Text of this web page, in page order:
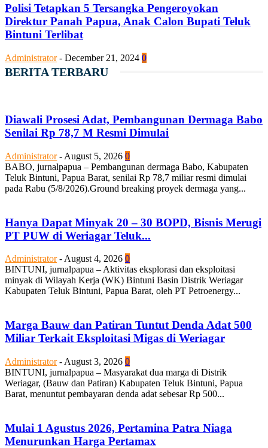
Polisi Tetapkan 5 Tersangka Pengeroyokan
Direktur Panah Papua, Anak Calon Bupati Teluk
Bintuni Terlibat
Administrator - December 21, 2024 0
BERITA TERBARU
Diawali Prosesi Adat, Pembangunan Dermaga Babo
Senilai Rp 78,7 M Resmi Dimulai
Administrator - August 5, 2026 0
BABO, jurnalpapua – Pembangunan dermaga Babo, Kabupaten
Teluk Bintuni, Papua Barat, senilai Rp 78,7 miliar resmi dimulai
pada Rabu (5/8/2026).Ground breaking proyek dermaga yang...
Hanya Dapat Minyak 20 – 30 BOPD, Bisnis Merugi
PT PUW di Weriagar Teluk...
Administrator -August 4, 2026 0
BINTUNI, jurnalpapua – Aktivitas eksplorasi dan eksploitasi
minyak di Wilayah Kerja (WK) Bintuni Basin Distrik Weriagar
Kabupaten Teluk Bintuni, Papua Barat, oleh PT Petroenergy...
Marga Bauw dan Patiran Tuntut Denda Adat 500
Miliar Terkait Eksploitasi Migas di Weriagar
Administrator - August 3, 2026 0
BINTUNI, jurnalpapua – Masyarakat dua marga di Distrik
Weriagar, (Bauw dan Patiran) Kabupaten Teluk Bintuni, Papua
Barat, menuntut pembayaran denda adat sebesar Rp 500...
Mulai 1 Agustus 2026, Pertamina Patra Niaga
Menurunkan Harga Pertamax